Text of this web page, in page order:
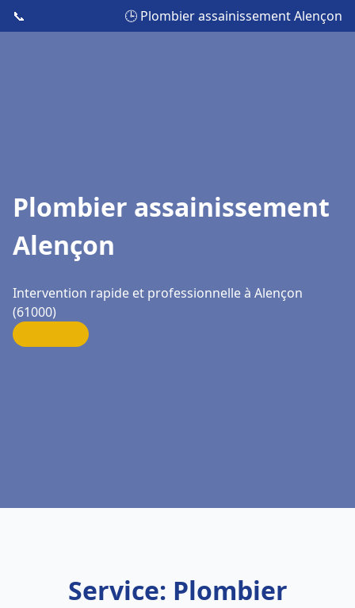
📞 🕒 Plombier assainissement Alençon
Plombier assainissement
Alençon
Intervention rapide et professionnelle à Alençon
(61000)
Service: Plombier